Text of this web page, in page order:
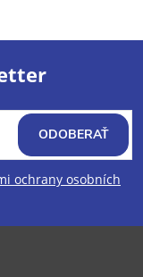
ochrany osobních
ODOBERAŤ